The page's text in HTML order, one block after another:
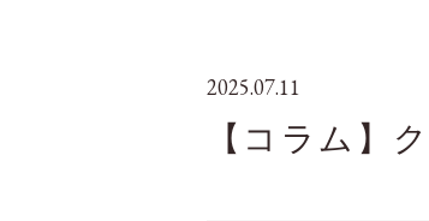
2025.07.11
【コラム】